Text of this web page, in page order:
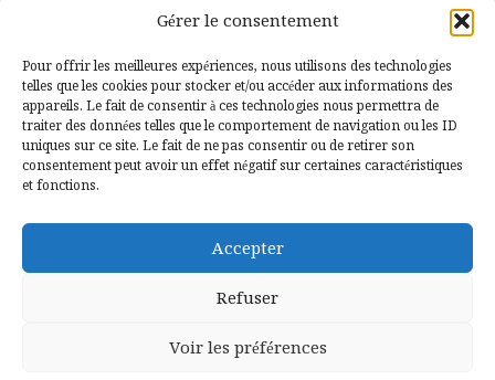
Gérer le consentement
Pour offrir les meilleures expériences, nous utilisons des technologies
telles que les cookies pour stocker et/ou accéder aux informations des
appareils. Le fait de consentir à ces technologies nous permettra de
traiter des données telles que le comportement de navigation ou les ID
uniques sur ce site. Le fait de ne pas consentir ou de retirer son
consentement peut avoir un effet négatif sur certaines caractéristiques
et fonctions.
Accepter
Refuser
Voir les préférences
Services
Couverture & Charpente